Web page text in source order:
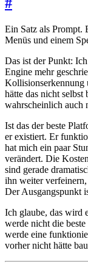
Ein Satz als Prompt.
Menüs und einem
Das ist der Punkt:
Engine mehr
Kollisionserkennung
hätte das nicht
wahrscheinlich auch
Ist das der beste
er existiert. Er
hat mich ein paar
verändert. Die
sind gerade
ihn weiter
Der Ausgangspunkt
Ich glaube, das wird
werde nicht die
werde eine
vorher nicht hätte